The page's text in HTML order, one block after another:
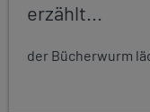
erzählt...
der Bücherwurm